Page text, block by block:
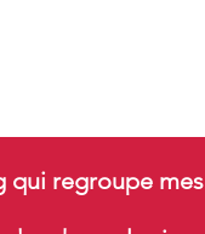
qui regroupe